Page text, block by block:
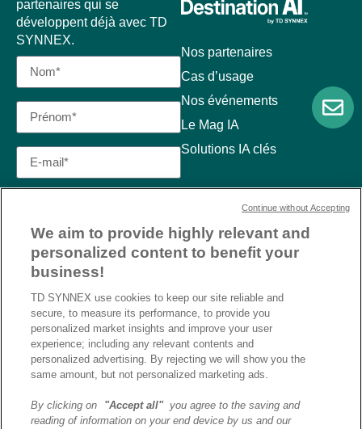
Nos partenaires
Cas d’usage
Nos événements
Le Mag IA
Solutions IA clés
partenaires qui se
développent déjà avec TD
SYNNEX.
We aim to provide highly relevant and
personalized content to benefit your
business!
TD SYNNEX use cookies to keep our site reliable and
secure, to measure its performance, to provide you
personalized market insights and improve your user
experience; including any relevant contents and
personalized advertising. By rejecting we will show you the
same amount, but not personalized marketing ads.
By clicking on "Accept all"you agree to the saving and
reading of information on your end device by us and our
Continue without Accepting